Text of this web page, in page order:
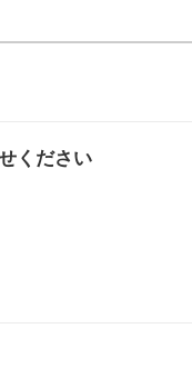
ください